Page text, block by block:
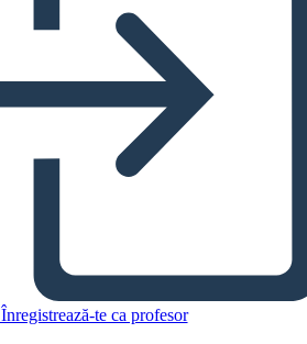
Înregistrează-te ca profesor